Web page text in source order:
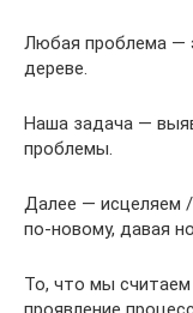
Любая проблема —
дереве.
Наша задача —
проблемы.
Далее — исцеляем
по-новому, давая
То, что мы